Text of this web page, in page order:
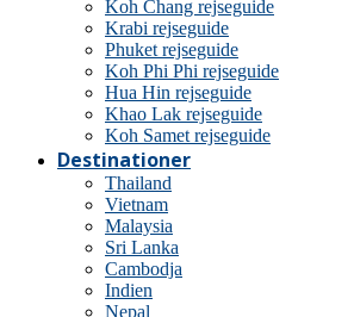
Koh Chang rejseguide
Krabi rejseguide
Phuket rejseguide
Koh Phi Phi rejseguide
Hua Hin rejseguide
Khao Lak rejseguide
Koh Samet rejseguide
Destinationer
Thailand
Vietnam
Malaysia
Sri Lanka
Cambodja
Indien
Nepal